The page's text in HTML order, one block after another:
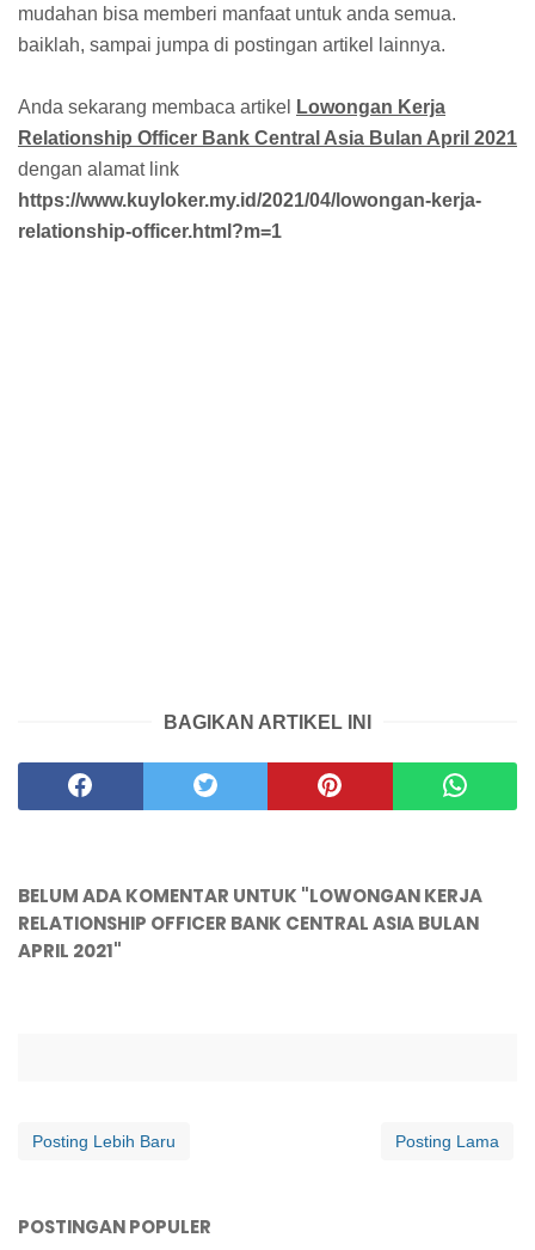
mudahan bisa memberi manfaat untuk anda semua.
baiklah, sampai jumpa di postingan artikel lainnya.
Anda sekarang membaca artikel
Lowongan Kerja
Relationship Officer Bank Central Asia Bulan April 2021
dengan alamat link
https://www.kuyloker.my.id/2021/04/lowongan-kerja-
relationship-officer.html?m=1
BAGIKAN ARTIKEL INI
BELUM ADA KOMENTAR UNTUK "LOWONGAN KERJA
RELATIONSHIP OFFICER BANK CENTRAL ASIA BULAN
APRIL 2021"
Posting Lebih Baru Posting Lama
POSTINGAN POPULER